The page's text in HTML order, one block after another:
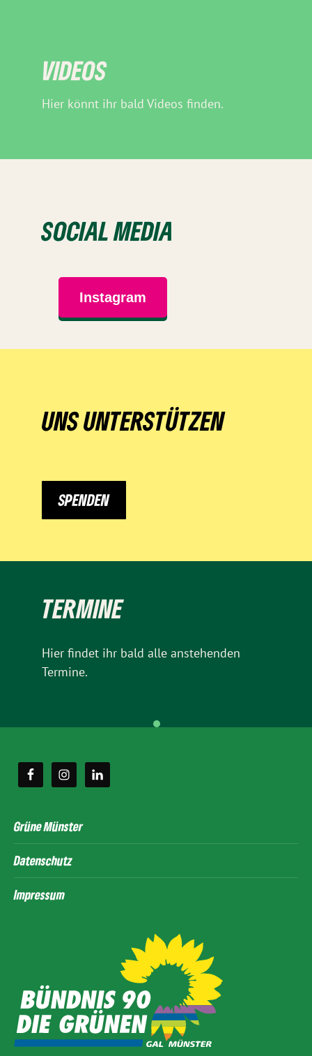
VIDEOS
Hier könnt ihr bald Videos finden.
SOCIAL MEDIA
Instagram
UNS UNTERSTÜTZEN
SPENDEN
TERMINE
Hier findet ihr bald alle anstehenden
Termine.
Grüne Münster
Datenschutz
Impressum